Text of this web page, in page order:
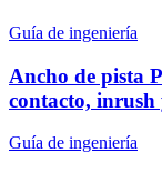
Guía de ingeniería
Ancho de pista
contacto, inrush
Guía de ingeniería